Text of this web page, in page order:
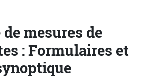
mesures de
: Formulaires et